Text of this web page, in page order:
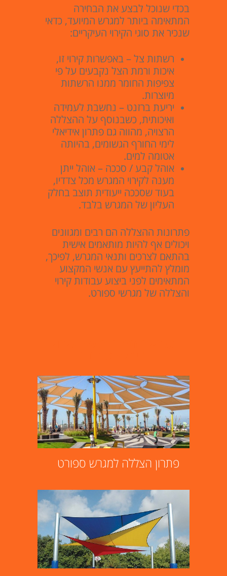
בכדי שנוכל לבצע את הבחירה
המתאימה ביותר למגרש המיועד, כדאי
שנכיר את סוגי הקירוי העיקריים:
רשתות צל – באפשרות קירוי זו,
איכות ורמת הצל נקבעים על פי
צפיפות החומר ממנו הרשתות
מיוצרות.
יריעת ברזנט – נחשבת לעמידה
ואיכותית, כשבנוסף על ההצללה
הרצויה, מהווה גם פתרון אידיאלי
לימי החורף הגשומים, בהיותה
אטומה למים.
אוהל קבע / סככה – אוהל ייתן
מענה לקירוי המגרש מכל צדדיו,
בעוד שסככה ייעודית תוצב בחלק
העליון של המגרש בלבד.
פתרונות ההצללה הם רבים ומגוונים
ויכולים אף להיות מותאמים אישית
בהתאם לצרכים ותנאי המגרש, לפיכך,
מומלץ להתייעץ עם אנשי המקצוע
המתאימים לפני ביצוע עבודות קירוי
והצללה של מגרשי ספורט.
פתרון הצללה למגרש ספורט